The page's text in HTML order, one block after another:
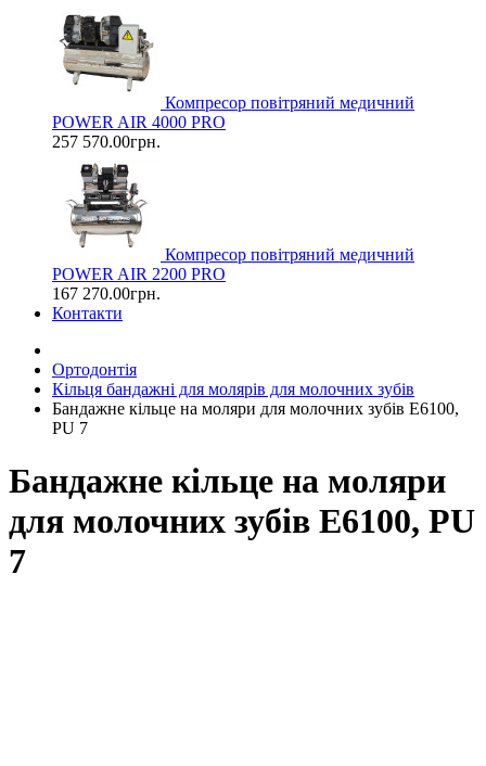
Компресор повітряний медичний
POWER AIR 4000 PRO
257 570.00грн.
Компресор повітряний медичний
POWER AIR 2200 PRO
167 270.00грн.
Контакти
Ортодонтія
Кільця бандажні для молярів для молочних зубів
Бандажне кільце на моляри для молочних зубів Е6100,
PU 7
Бандажне кільце на моляри
для молочних зубів Е6100, PU
7